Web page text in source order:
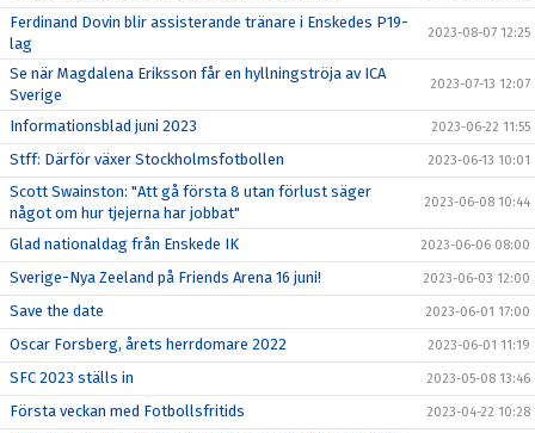
Ferdinand Dovin blir assisterande tränare i Enskedes P19-
lag
2023-08-07 12:25
Se när Magdalena Eriksson får en hyllningströja av ICA
Sverige
2023-07-13 12:07
Informationsblad juni 2023 2023-06-22 11:55
Stff: Därför växer Stockholmsfotbollen 2023-06-13 10:01
Scott Swainston: "Att gå första 8 utan förlust säger
något om hur tjejerna har jobbat"
2023-06-08 10:44
Glad nationaldag från Enskede IK 2023-06-06 08:00
Sverige-Nya Zeeland på Friends Arena 16 juni! 2023-06-03 12:00
Save the date 2023-06-01 17:00
Oscar Forsberg, årets herrdomare 2022 2023-06-01 11:19
SFC 2023 ställs in 2023-05-08 13:46
Första veckan med Fotbollsfritids 2023-04-22 10:28